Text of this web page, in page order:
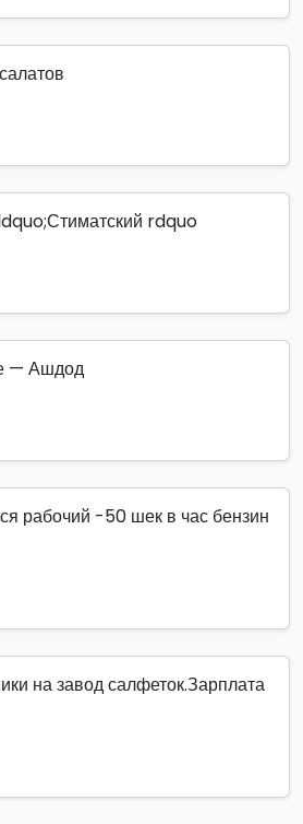
rdquo
— Ашдод
рабочий -50 шек в час бензин
на завод салфеток.Зарплата